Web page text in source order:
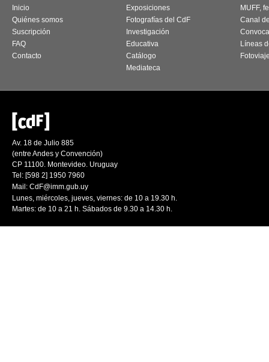
Inicio
Quiénes somos
Suscripción
FAQ
Contacto
Exposiciones
Fotografías del CdF
Investigación
Educativa
Catálogo
Mediateca
MUFF,
Canal
Líneas
Av. 18 de Julio 885
(entre Andes y Convención)
CP 11100. Montevideo. Uruguay
Tel: [598 2] 1950 7960
Mail: CdF@imm.gub.uy
Lunes, miércoles, jueves, viernes: de 10 a 19.30 h.
Martes: de 10 a 21 h. Sábados de 9.30 a 14.30 h.